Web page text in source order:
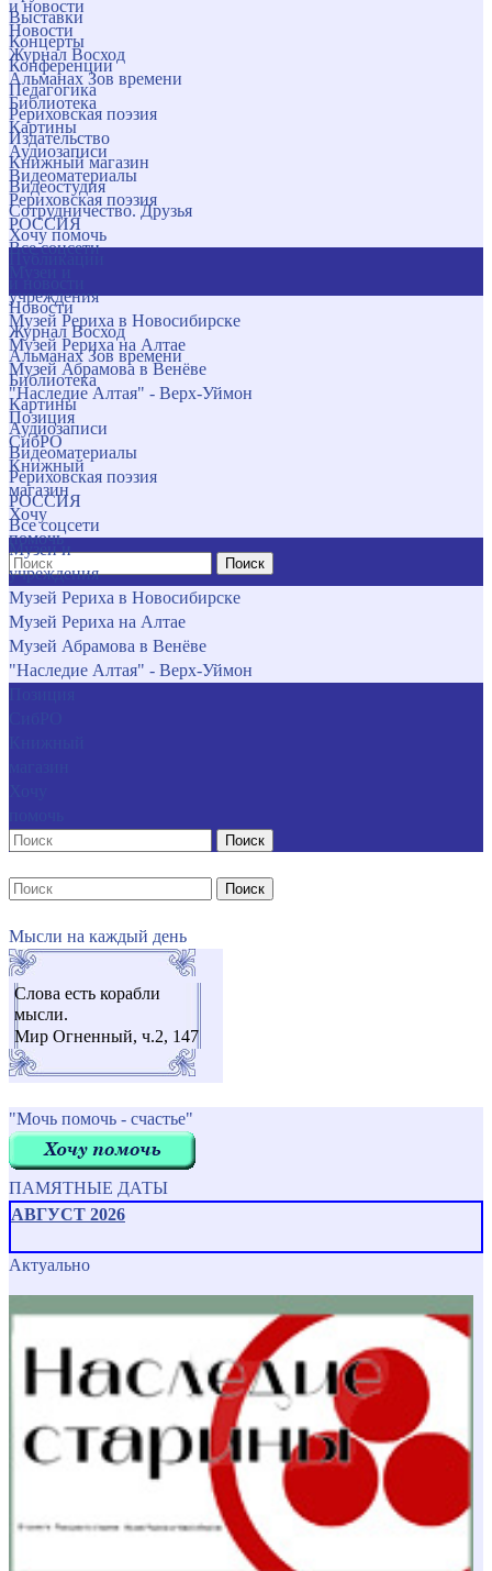
и новости
Новости
Журнал Восход
Альманах Зов времени
Библиотека
Картины
Аудиозаписи
Видеоматериалы
Рериховская поэзия
РОССИЯ
Все соцсети
учреждения
Музей Рериха в Новосибирске
Музей Рериха на Алтае
Музей Абрамова в Венёве
"Наследие Алтая" - Верх-Уймон
Позиция
СибРО
Книжный
магазин
Хочу
помочь
Поиск
Выставки
Концерты
Конференции
Педагогика
Рериховская поэзия
Издательство
Книжный магазин
Видеостудия
Сотрудничество. Друзья
Хочу помочь
Новости
Журнал Восход
Альманах Зов времени
Библиотека
Картины
Аудиозаписи
Видеоматериалы
Рериховская поэзия
РОССИЯ
Все соцсети
Музеи и
учреждения
Музей Рериха в Новосибирске
Музей Рериха на Алтае
Музей Абрамова в Венёве
"Наследие Алтая" - Верх-Уймон
Поиск
Поиск
Мысли на каждый день
Слова есть корабли
мысли.
Мир Огненный, ч.2, 147
"Мочь помочь - счастье"
ПАМЯТНЫЕ ДАТЫ
АВГУСТ 2026
Актуально